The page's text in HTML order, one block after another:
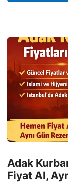
Adak
Fiyat Al,